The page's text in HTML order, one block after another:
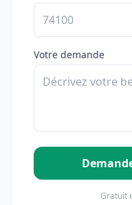
Votre demande
Gratuit